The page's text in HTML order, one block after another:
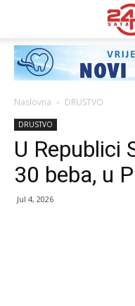
Naslovna DRUSTVO
DRUSTVO
U Republici
30 beba, u
Jul 4, 2026